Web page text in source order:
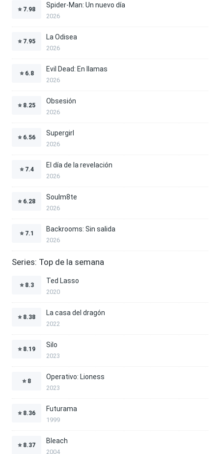
⭐ 7.98
Spider-Man: Un nuevo día
2026
⭐ 7.95
La Odisea
2026
⭐ 6.8
Evil Dead: En llamas
2026
⭐ 8.25
Obsesión
2026
⭐ 6.56
Supergirl
2026
⭐ 7.4
El día de la revelación
2026
⭐ 6.28
Soulm8te
2026
⭐ 7.1
Backrooms: Sin salida
2026
Series: Top de la semana
⭐ 8.3
Ted Lasso
2020
⭐ 8.38
La casa del dragón
2022
⭐ 8.19
Silo
2023
⭐ 8
Operativo: Lioness
2023
⭐ 8.36
Futurama
1999
⭐ 8.37
Bleach
2004